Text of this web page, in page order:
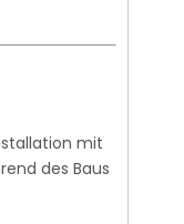
mit
des Baus